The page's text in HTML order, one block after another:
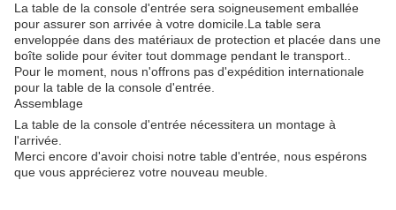
La table de la console d'entrée sera soigneusement emballée
pour assurer son arrivée à votre domicile.La table sera
enveloppée dans des matériaux de protection et placée dans une
boîte solide pour éviter tout dommage pendant le transport..
Pour le moment, nous n'offrons pas d'expédition internationale
pour la table de la console d'entrée.
Assemblage
La table de la console d'entrée nécessitera un montage à
l'arrivée.
Merci encore d'avoir choisi notre table d'entrée, nous espérons
que vous apprécierez votre nouveau meuble.